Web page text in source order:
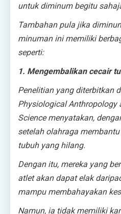
untuk diminum begitu
Tambahan pula jika
minuman ini memiliki
seperti:
1. Mengembalikan cecair
Penelitian yang diterbitkan
Physiological Anthropology
Science menyatakan,
setelah olahraga
tubuh yang hilang.
Dengan itu, mereka yang
atlet akan dapat elak
mampu membahayakan
Namun, ia tidak memiliki